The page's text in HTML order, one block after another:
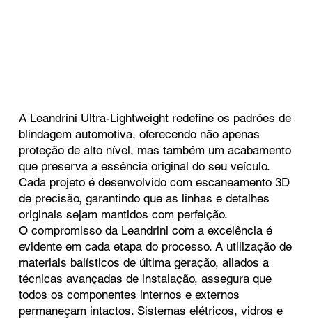
A Leandrini Ultra-Lightweight redefine os padrões de
blindagem automotiva, oferecendo não apenas
proteção de alto nível, mas também um acabamento
que preserva a essência original do seu veículo.
Cada projeto é desenvolvido com escaneamento 3D
de precisão, garantindo que as linhas e detalhes
originais sejam mantidos com perfeição.
O compromisso da Leandrini com a excelência é
evidente em cada etapa do processo. A utilização de
materiais balísticos de última geração, aliados a
técnicas avançadas de instalação, assegura que
todos os componentes internos e externos
permaneçam intactos. Sistemas elétricos, vidros e